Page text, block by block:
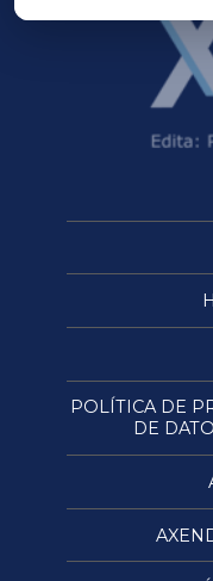
POLÍTICA DE
DE